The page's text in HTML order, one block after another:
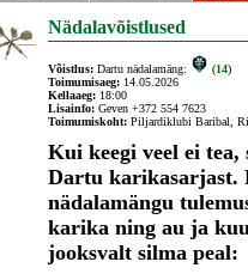
Nädalavõistlused
Võistlus: Dartu nädalamäng: (14)
Toimumisaeg: 14.05.2026
Kellaaeg: 18:00
Lisainfo: Geven +372 554 7623
Toimumiskoht: Piljardiklubi Baribal,
Kui keegi veel ei tea,
Dartu karikasarjast.
nädalamängu
karika ning au ja
jooksvalt silma peal: